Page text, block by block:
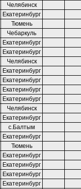
Челябинск
Екатеринбург
Тюмень
Чебаркуль
Екатеринбург
Екатеринбург
Челябинск
Екатеринбург
Екатеринбург
Екатеринбург
Екатеринбург
Челябинск
Екатеринбург
с.Балтым
Екатеринбург
Тюмень
Екатеринбург
Екатеринбург
Екатеринбург
Екатеринбург